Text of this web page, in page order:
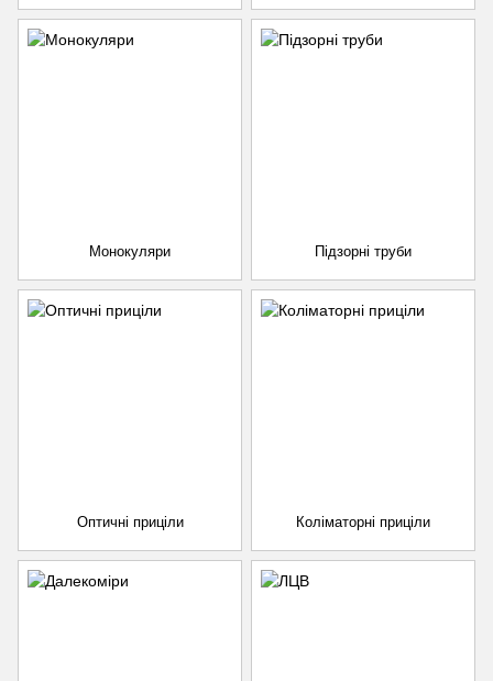
Монокуляри Підзорні труби
Оптичні приціли Коліматорні приціли